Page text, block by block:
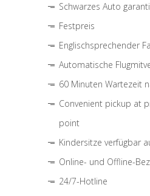
Schwarzes Auto
Festpreis
Englischsprechender
Automatische
60 Minuten Wartezeit
Convenient pickup at
point
Kindersitze verfügbar
Online- und Offline-
24/7-Hotline